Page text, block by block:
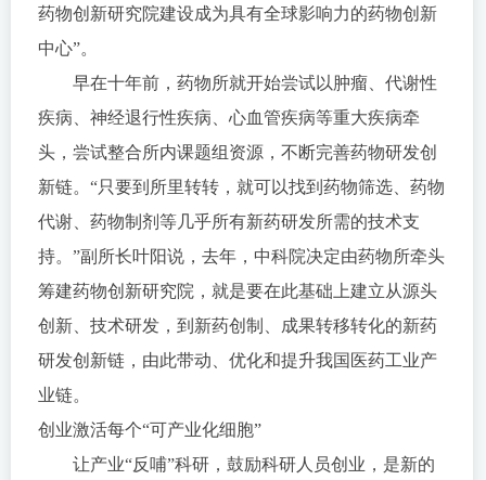
药物创新研究院建设成为具有全球影响力的药物创新
中心”。
早在十年前，药物所就开始尝试以肿瘤、代谢性
疾病、神经退行性疾病、心血管疾病等重大疾病牵
头，尝试整合所内课题组资源，不断完善药物研发创
新链。“只要到所里转转，就可以找到药物筛选、药物
代谢、药物制剂等几乎所有新药研发所需的技术支
持。”副所长叶阳说，去年，中科院决定由药物所牵头
筹建药物创新研究院，就是要在此基础上建立从源头
创新、技术研发，到新药创制、成果转移转化的新药
研发创新链，由此带动、优化和提升我国医药工业产
业链。
创业激活每个“可产业化细胞”
让产业“反哺”科研，鼓励科研人员创业，是新的